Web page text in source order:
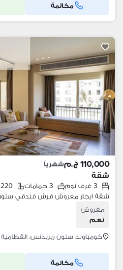
مكالمة
110,000 ج.م شهرياً
شقة
3 غرف نوم 3 حمامات
220 م٢
مفروش
نعم
كومباوند ستون ريزيدنس، القطامية
مكالمة